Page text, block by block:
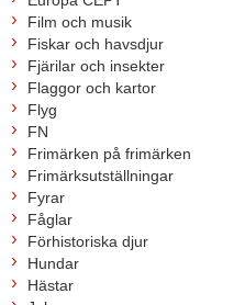
Film och musik
Fiskar och havsdjur
Fjärilar och insekter
Flaggor och kartor
Flyg
FN
Frimärken på frimärken
Frimärksutställningar
Fyrar
Fåglar
Förhistoriska djur
Hundar
Hästar